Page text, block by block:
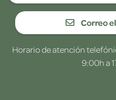
Correo
Horario de atención
9:00h a